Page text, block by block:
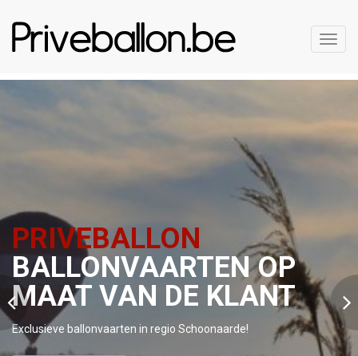
PRIVEBALLON
BALLONVAARTEN OP
MAAT VAN DE KLANT
Exclusieve ballonvaarten in regio Schoonaarde!